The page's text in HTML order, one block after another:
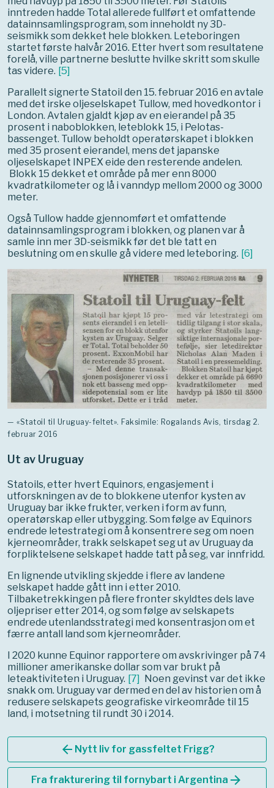
inntreden hadde Total allerede fullført et omfattende
datainnsamlingsprogram, som inneholdt ny 3D-
seismikk som dekket hele blokken. Leteboringen
startet første halvår 2016. Etter hvert som resultatene
forelå, ville partnerne beslutte hvilke skritt som skulle
tas videre. [5]
Parallelt signerte Statoil den 15. februar 2016 en avtale
med det irske oljeselskapet Tullow, med hovedkontor i
London. Avtalen gjaldt kjøp av en eierandel på 35
prosent i naboblokken, leteblokk 15, i Pelotas-
bassenget. Tullow beholdt operatørskapet i blokken
med 35 prosent eierandel, mens det japanske
oljeselskapet INPEX eide den resterende andelen.
Blokk 15 dekket et område på mer enn 8000
kvadratkilometer og lå i vanndyp mellom 2000 og 3000
meter.
Også Tullow hadde gjennomført et omfattende
datainnsamlingsprogram i blokken, og planen var å
samle inn mer 3D-seismikk før det ble tatt en
beslutning om en skulle gå videre med leteboring. [6]
— «Statoil til Uruguay-feltet». Faksimile: Rogalands Avis, tirsdag 2.
februar 2016
Ut av Uruguay
Statoils, etter hvert Equinors, engasjement i
utforskningen av de to blokkene utenfor kysten av
Uruguay bar ikke frukter, verken i form av funn,
operatørskap eller utbygging. Som følge av Equinors
endrede letestrategi om å konsentrere seg om noen
kjerneområder, trakk selskapet seg ut av Uruguay da
forpliktelsene selskapet hadde tatt på seg, var innfridd.
En lignende utvikling skjedde i flere av landene
selskapet hadde gått inn i etter 2010.
Tilbaketrekkingen på flere fronter skyldtes dels lave
oljepriser etter 2014, og som følge av selskapets
endrede utenlandsstrategi med konsentrasjon om et
færre antall land som kjerneområder.
I 2020 kunne Equinor rapportere om avskrivinger på 74
millioner amerikanske dollar som var brukt på
leteaktiviteten i Uruguay. [7] Noen gevinst var det ikke
snakk om. Uruguay var dermed en del av historien om å
redusere selskapets geografiske virkeområde til 15
land, i motsetning til rundt 30 i 2014.
arrow_back Nytt liv for gassfeltet Frigg?
Fra frakturering til fornybart i Argentina arrow_forward